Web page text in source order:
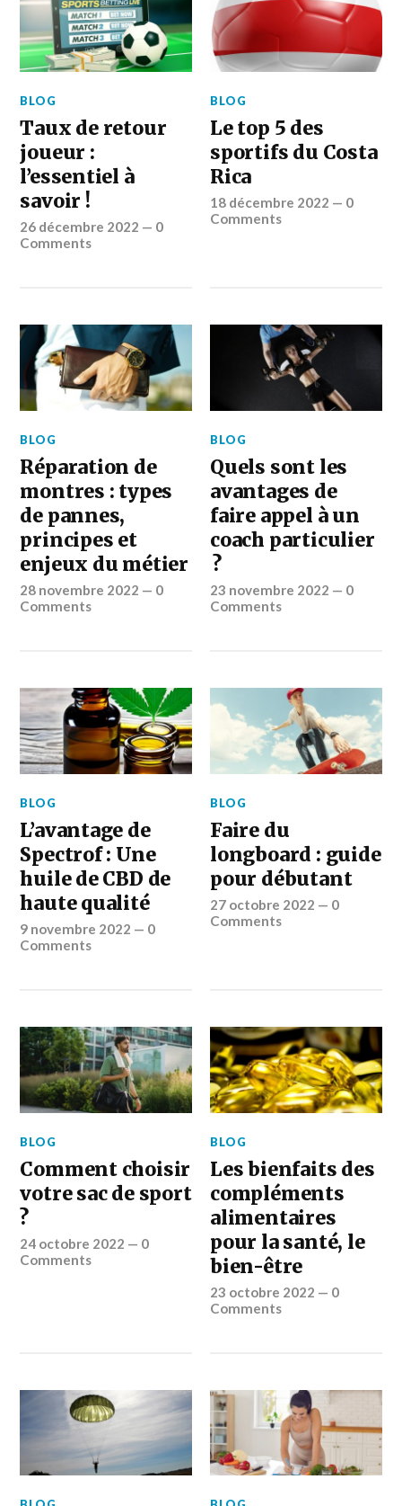
BLOG
Taux de retour
joueur :
l’essentiel à
savoir !
26 décembre 2022 — 0
Comments
BLOG
Le top 5 des
sportifs du Costa
Rica
18 décembre 2022 — 0
Comments
BLOG
Réparation de
montres : types
de pannes,
principes et
enjeux du métier
28 novembre 2022 — 0
Comments
BLOG
Quels sont les
avantages de
faire appel à un
coach particulier
?
23 novembre 2022 — 0
Comments
BLOG
L’avantage de
Spectrof : Une
huile de CBD de
haute qualité
9 novembre 2022 — 0
Comments
BLOG
Faire du
longboard : guide
pour débutant
27 octobre 2022 — 0
Comments
BLOG
Comment choisir
votre sac de sport
?
24 octobre 2022 — 0
Comments
BLOG
Les bienfaits des
compléments
alimentaires
pour la santé, le
bien-être
23 octobre 2022 — 0
Comments